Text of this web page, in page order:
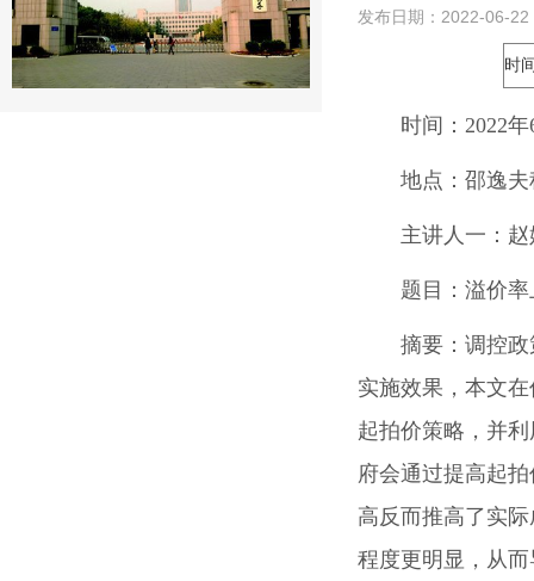
发布日期：2022-06-22
时
时间： 2022年
地点： 邵逸
主讲人一： 赵
题目： 溢价
摘要： 调控
实施效果，本文
起拍价策略，并利
府会通过提高起
高反而推高了实
程度更明显，从